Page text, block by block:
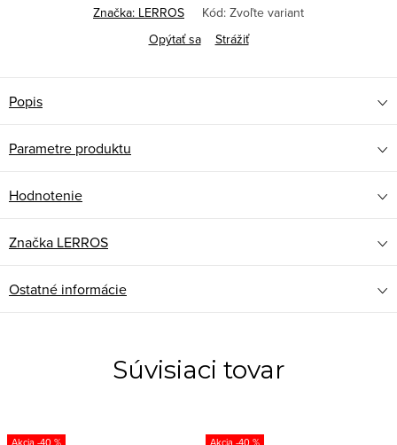
Značka: LERROS Kód: Zvoľte variant
Opýtať sa
Strážiť
Popis
Parametre produktu
Hodnotenie
Značka LERROS
Ostatné informácie
Súvisiaci tovar